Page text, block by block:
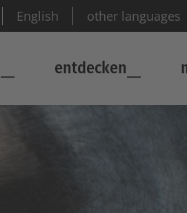
English other languages
entdecken